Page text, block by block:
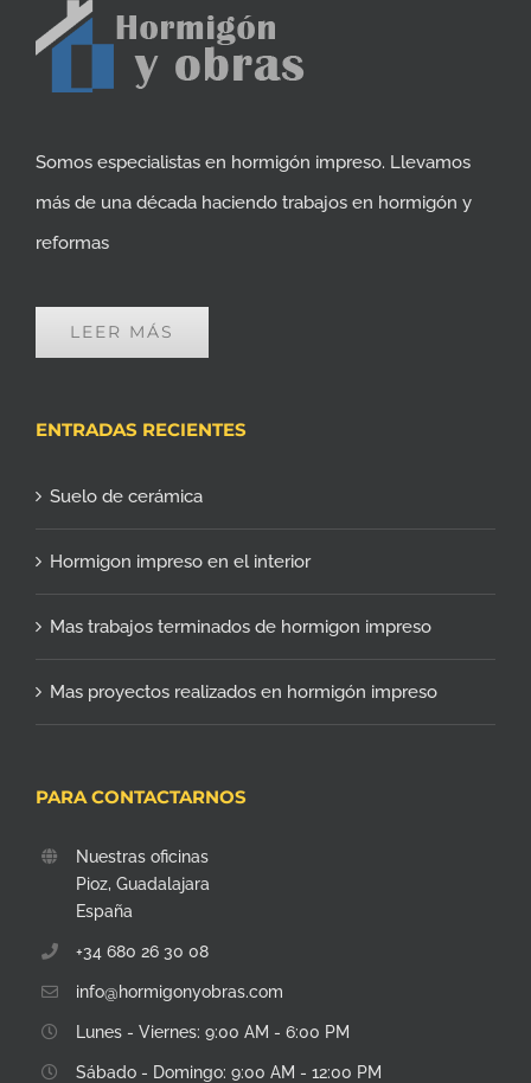
Somos especialistas en hormigón impreso. Llevamos
más de una década haciendo trabajos en hormigón y
reformas
LEER MÁS
ENTRADAS RECIENTES
Suelo de cerámica
Hormigon impreso en el interior
Mas trabajos terminados de hormigon impreso
Mas proyectos realizados en hormigón impreso
PARA CONTACTARNOS
Nuestras oficinas
Pioz, Guadalajara
España
+34 680 26 30 08
info@hormigonyobras.com
Lunes - Viernes: 9:00 AM - 6:00 PM
Sábado - Domingo: 9:00 AM - 12:00 PM